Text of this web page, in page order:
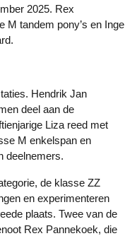
2025. Rex
M tandem pony’s en Inge
deel aan de
Liza reed met
M enkelspan en
deelnemers.
en experimenteren
plaats. Twee van de
Rex Pannekoek, die